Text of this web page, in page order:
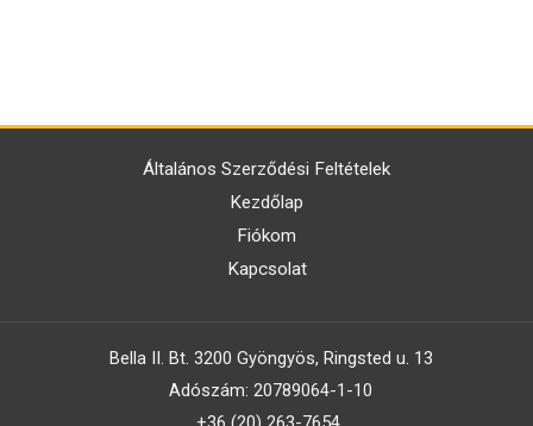
Általános Szerződési Feltételek
Kezdőlap
Fiókom
Kapcsolat
Bella II. Bt. 3200 Gyöngyös, Ringsted u. 13
Adószám: 20789064-1-10